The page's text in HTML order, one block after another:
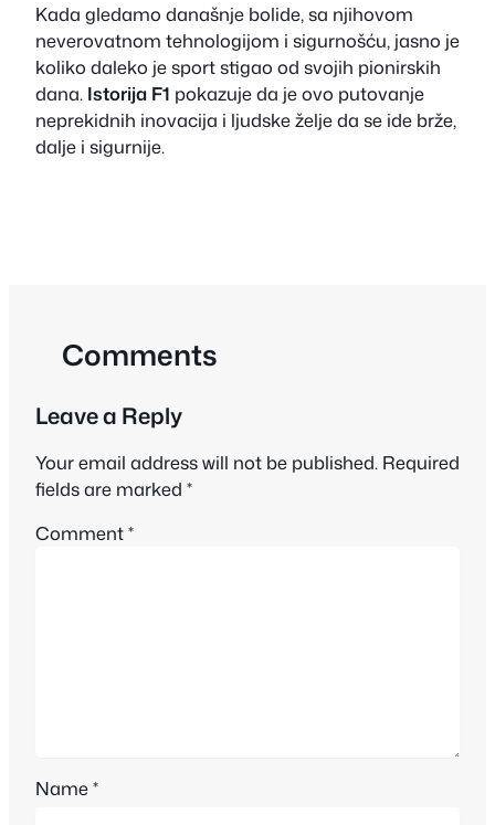
Kada gledamo današnje bolide, sa njihovom
neverovatnom tehnologijom i sigurnošću, jasno je
koliko daleko je sport stigao od svojih pionirskih
dana. Istorija F1 pokazuje da je ovo putovanje
neprekidnih inovacija i ljudske želje da se ide brže,
dalje i sigurnije.
Comments
Leave a Reply
Your email address will not be published. Required
fields are marked *
Comment*
Name*